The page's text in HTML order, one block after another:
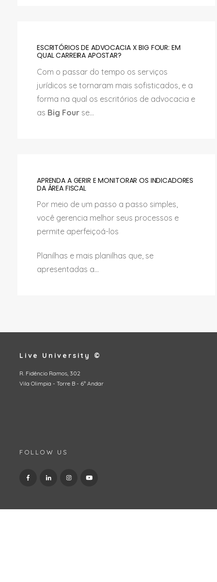
ESCRITÓRIOS DE ADVOCACIA X BIG FOUR: EM
QUAL CARREIRA APOSTAR?
Com o passar do tempo os serviços
jurídicos se tornaram mais sofisticados, e a
forma na qual os escritórios de advocacia e
as Big Four se...
APRENDA A GERIR E MONITORAR OS INDICADORES
DA ÁREA FISCAL
Por meio de um passo a passo simples,
você gerencia melhor seus processos e
permite aperfeiçoá-los
Planilhas e mais planilhas que, se
apresentadas a...
Live University ©
R. Fidêncio Ramos, 302
Vila Olimpia - Torre B - 6º Andar
FOLLOW US